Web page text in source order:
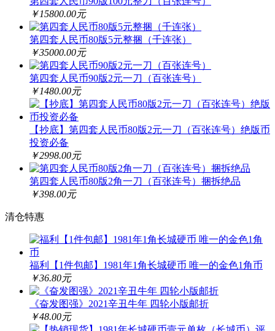
￥15800.00元
第四套人民币80版5元整捆（千连张）
￥35000.00元
第四套人民币90版2元一刀（百张连号）
￥1480.00元
【抄底】第四套人民币80版2元一刀（百张连号）绝版币
投资必备
￥2998.00元
第四套人民币80版2角一刀（百张连号）捆拆绝品
￥398.00元
清仓特惠
福利【1件包邮】1981年1角长城硬币 唯一的金色1角币
￥36.80元
《奋发图强》2021辛丑牛年 四轮小版邮折
￥48.00元